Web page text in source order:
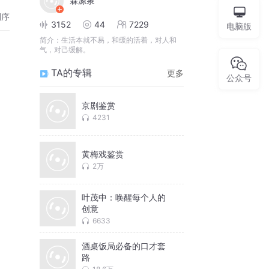
3152 44 7229
简介： 生活本就不易，和缓的活着，对人和
气，对己缓解。
TA的专辑 更多
京剧鉴赏
4231
黄梅戏鉴赏
2万
叶茂中：唤醒每个人的
创意
6633
酒桌饭局必备的口才套
路
电脑版
公众号